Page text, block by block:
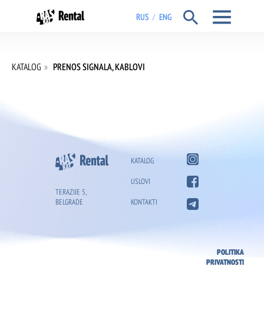
RUS ENG
/
KATALOG » PRENOS SIGNALA, KABLOVI
TERAZIJE 5,
BELGRADE
KATALOG
USLOVI
KONTAKTI
POLITIKA
PRIVATNOSTI